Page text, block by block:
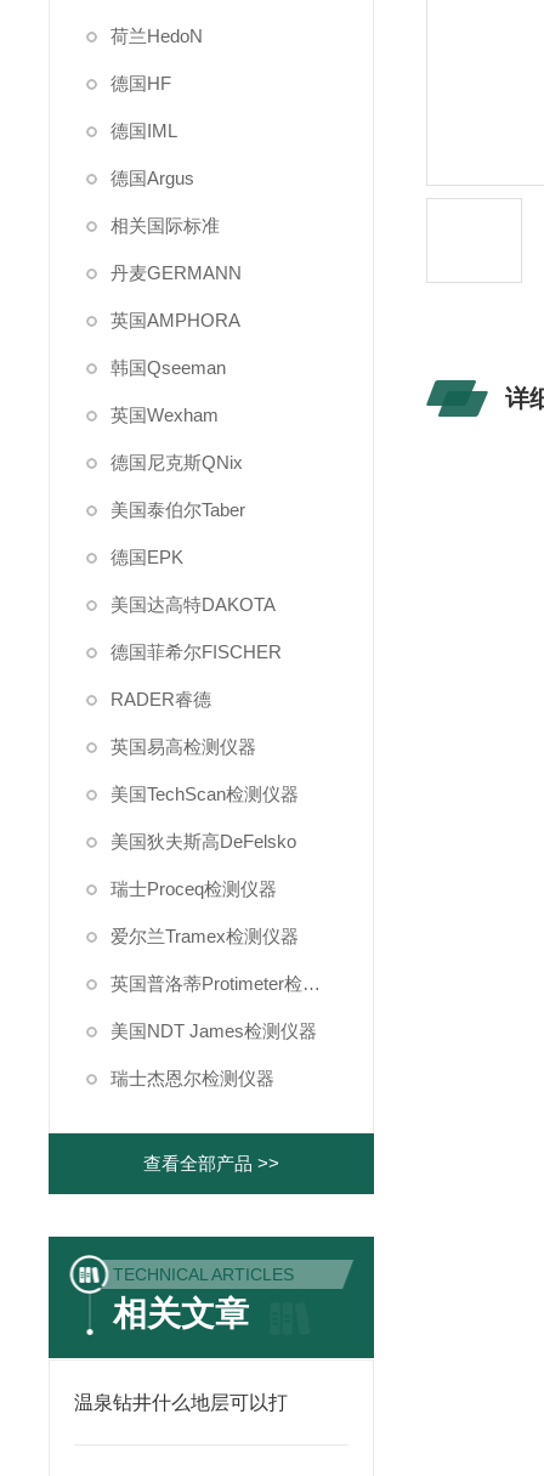
荷兰HedoN
德国HF
德国IML
德国Argus
相关国际标准
丹麦GERMANN
英国AMPHORA
韩国Qseeman
英国Wexham
德国尼克斯QNix
美国泰伯尔Taber
德国EPK
美国达高特DAKOTA
德国菲希尔FISCHER
RADER睿德
英国易高检测仪器
美国TechScan检测仪器
美国狄夫斯高DeFelsko
瑞士Proceq检测仪器
爱尔兰Tramex检测仪器
英国普洛蒂Protimeter检测仪器
美国NDT James检测仪器
瑞士杰恩尔检测仪器
查看全部产品 >>
TECHNICAL ARTICLES
相关文章
温泉钻井什么地层可以打
详